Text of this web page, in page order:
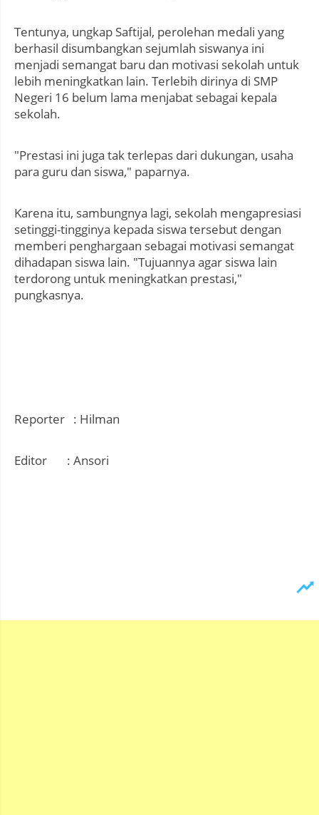
Tentunya, ungkap Saftijal, perolehan medali yang
berhasil disumbangkan sejumlah siswanya ini
menjadi semangat baru dan motivasi sekolah untuk
lebih meningkatkan lain. Terlebih dirinya di SMP
Negeri 16 belum lama menjabat sebagai kepala
sekolah.
"Prestasi ini juga tak terlepas dari dukungan, usaha
para guru dan siswa," paparnya.
Karena itu, sambungnya lagi, sekolah mengapresiasi
setinggi-tingginya kepada siswa tersebut dengan
memberi penghargaan sebagai motivasi semangat
dihadapan siswa lain. "Tujuannya agar siswa lain
terdorong untuk meningkatkan prestasi,"
pungkasnya.
Reporter : Hilman
Editor : Ansori